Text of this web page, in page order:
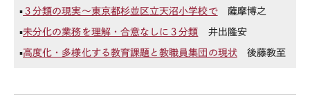
▪️ ３分類の現実〜東京都杉並区立天沼小学校で薩摩博之
▪️未分化の業務を理解・合意なしに３分類 井出隆安
▪️高度化・多様化する教育課題と教職員集団の現状後藤教至